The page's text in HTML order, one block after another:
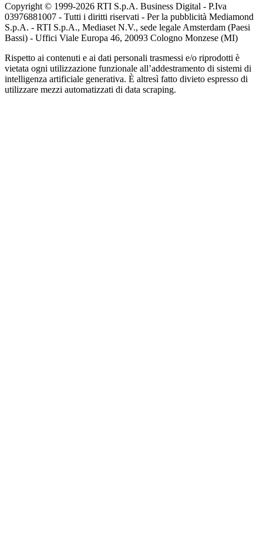
Copyright © 1999-2026 RTI S.p.A. Business Digital - P.Iva
03976881007 - Tutti i diritti riservati - Per la pubblicità Mediamond
S.p.A. - RTI S.p.A., Mediaset N.V., sede legale Amsterdam (Paesi
Bassi) - Uffici Viale Europa 46, 20093 Cologno Monzese (MI)
Rispetto ai contenuti e ai dati personali trasmessi e/o riprodotti è
vietata ogni utilizzazione funzionale all’addestramento di sistemi di
intelligenza artificiale generativa. È altresì fatto divieto espresso di
utilizzare mezzi automatizzati di data scraping.